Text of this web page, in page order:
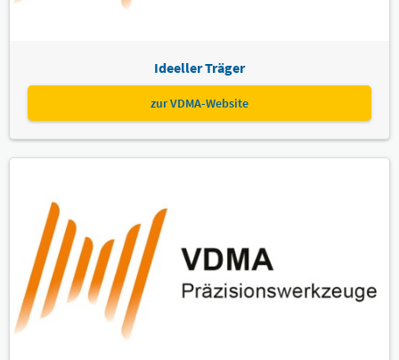
Ideeller Träger
zur VDMA-Website